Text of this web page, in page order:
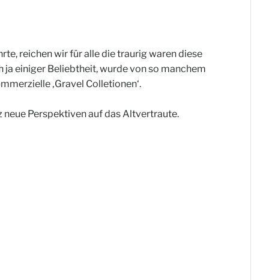
reichen wir für alle die traurig waren diese
ja einiger Beliebtheit, wurde von so manchem
‚Gravel Colletionen‘.
neue Perspektiven auf das Altvertraute.